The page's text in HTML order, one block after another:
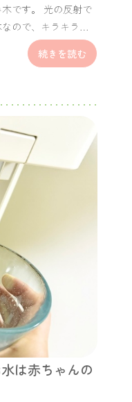
です。 光の反射で
なので、キラキラ…
続きを読む
は赤ちゃんの